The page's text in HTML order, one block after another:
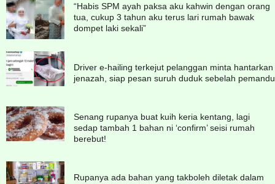
“Habis SPM ayah paksa aku kahwin dengan orang
tua, cukup 3 tahun aku terus lari rumah bawak
dompet laki sekali”
Driver e-hailing terkejut pelanggan minta hantarkan
jenazah, siap pesan suruh duduk sebelah pemandu
Senang rupanya buat kuih keria kentang, lagi
sedap tambah 1 bahan ni ‘confirm’ seisi rumah
berebut!
Rupanya ada bahan yang takboleh diletak dalam